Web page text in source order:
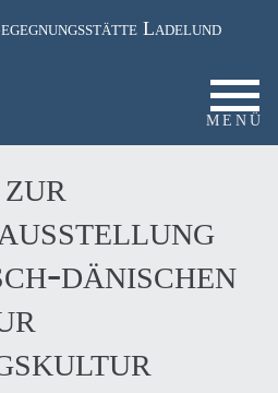
Ladelund
dänischen